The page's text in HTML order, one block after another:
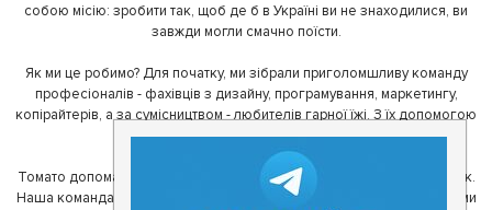
собою місію: зробити так, щоб де б в Україні ви не знаходилися, ви
завжди могли смачно поїсти.
Як ми це робимо? Для початку, ми зібрали приголомшливу команду
професіоналів - фахівців з дизайну, програмування, маркетингу,
копірайтерів, а за сумісництвом - любителів гарної їжі. З їх допомогою
ми створили Томато.
Томато допомагає своїм користувачам знайти цікаві місця неподалік.
Наша команда регулярно зв'язується з ресторанами - таким чином ми